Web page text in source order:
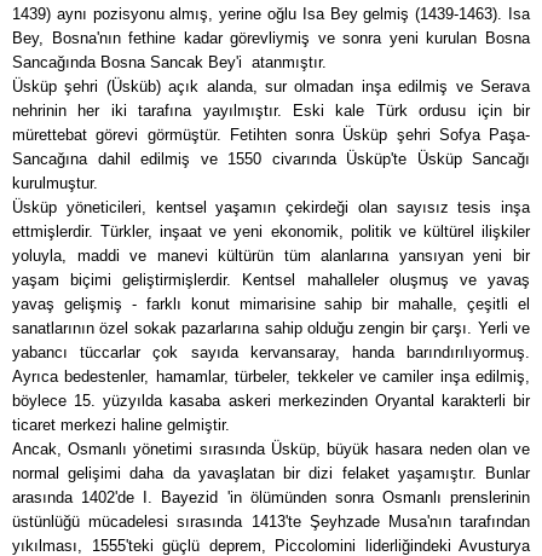
1439) aynı pozisyonu almış, yerine oğlu Isa Bey gelmiş (1439-1463). Isa
Bey, Bosna'nın fethine kadar görevliymiş ve sonra yeni kurulan Bosna
Sancağında Bosna Sancak Bey'i atanmıştır.
Üsküp şehri (Üsküb) açık alanda, sur olmadan inşa edilmiş ve Serava
nehrinin her iki tarafına yayılmıştır. Eski kale Türk ordusu için bir
mürettebat görevi görmüştür. Fetihten sonra Üsküp şehri Sofya Paşa-
Sancağına dahil edilmiş ve 1550 civarında Üsküp'te Üsküp Sancağı
kurulmuştur.
Üsküp yöneticileri, kentsel yaşamın çekirdeği olan sayısız tesis inşa
ettmişlerdir. Türkler, inşaat ve yeni ekonomik, politik ve kültürel ilişkiler
yoluyla, maddi ve manevi kültürün tüm alanlarına yansıyan yeni bir
yaşam biçimi geliştirmişlerdir. Kentsel mahalleler oluşmuş ve yavaş
yavaş gelişmiş - farklı konut mimarisine sahip bir mahalle, çeşitli el
sanatlarının özel sokak pazarlarına sahip olduğu zengin bir çarşı. Yerli ve
yabancı tüccarlar çok sayıda kervansaray, handa barındırılıyormuş.
Ayrıca bedestenler, hamamlar, türbeler, tekkeler ve camiler inşa edilmiş,
böylece 15. yüzyılda kasaba askeri merkezinden Oryantal karakterli bir
ticaret merkezi haline gelmiştir.
Ancak, Osmanlı yönetimi sırasında Üsküp, büyük hasara neden olan ve
normal gelişimi daha da yavaşlatan bir dizi felaket yaşamıştır. Bunlar
arasında 1402'de I. Bayezid 'in ölümünden sonra Osmanlı prenslerinin
üstünlüğü mücadelesi sırasında 1413'te Şeyhzade Musa'nın tarafından
yıkılması, 1555'teki güçlü deprem, Piccolomini liderliğindeki Avusturya